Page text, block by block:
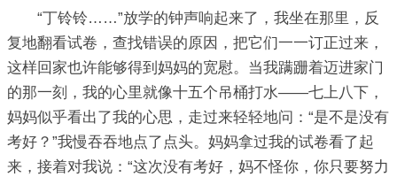
“丁铃铃……”放学的钟声响起来了，我坐在那里，反
复地翻看试卷，查找错误的原因，把它们一一订正过来，
这样回家也许能够得到妈妈的宽慰。当我蹒跚着迈进家门
的那一刻，我的心里就像十五个吊桶打水——七上八下，
妈妈似乎看出了我的心思，走过来轻轻地问：“是不是没有
考好？”我慢吞吞地点了点头。妈妈拿过我的试卷看了起
来，接着对我说：“这次没有考好，妈不怪你，你只要努力